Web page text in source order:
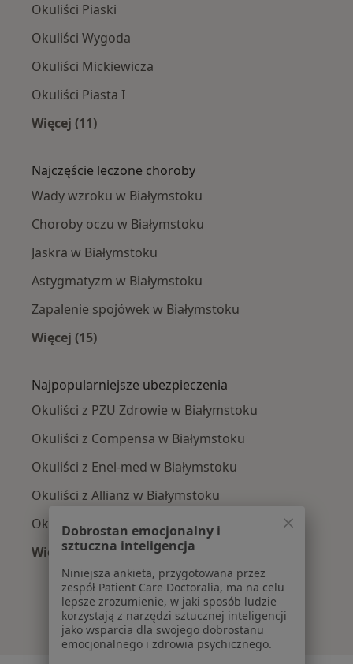
Okuliści Piaski
Okuliści Wygoda
Okuliści Mickiewicza
Okuliści Piasta I
Więcej (11)
Najczęście leczone choroby
Wady wzroku w Białymstoku
Choroby oczu w Białymstoku
Jaskra w Białymstoku
Astygmatyzm w Białymstoku
Zapalenie spojówek w Białymstoku
Więcej (15)
Najpopularniejsze ubezpieczenia
Okuliści z PZU Zdrowie w Białymstoku
Okuliści z Compensa w Białymstoku
Okuliści z Enel-med w Białymstoku
Okuliści z Allianz w Białymstoku
Okuliści z POLMED w Białymstoku
Więcej (2)
Więcej w kategorii: Najpopularniejsze
Dobrostan emocjonalny i
sztuczna inteligencja
Niniejsza ankieta, przygotowana przez
zespół Patient Care Doctoralia, ma na celu
lepsze zrozumienie, w jaki sposób ludzie
korzystają z narzędzi sztucznej inteligencji
jako wsparcia dla swojego dobrostanu
emocjonalnego i zdrowia psychicznego.